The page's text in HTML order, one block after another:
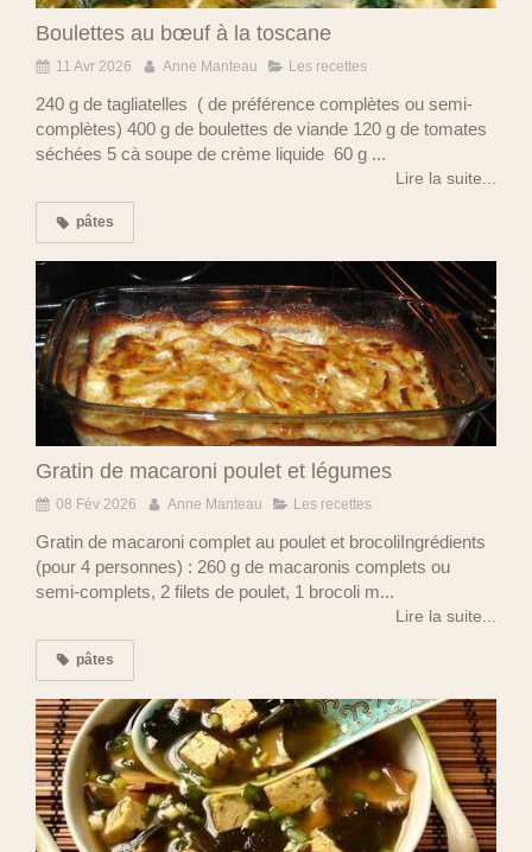
Boulettes au bœuf à la toscane
11 Avr 2026 Anne Manteau Les recettes
240 g de tagliatelles ( de préférence complètes ou semi-
complètes) 400 g de boulettes de viande 120 g de tomates
séchées 5 cà soupe de crème liquide 60 g ...
Lire la suite...
pâtes
Gratin de macaroni poulet et légumes
08 Fév 2026 Anne Manteau Les recettes
Gratin de macaroni complet au poulet et brocoliIngrédients
(pour 4 personnes) : 260 g de macaronis complets ou
semi-complets, 2 filets de poulet, 1 brocoli m...
Lire la suite...
pâtes